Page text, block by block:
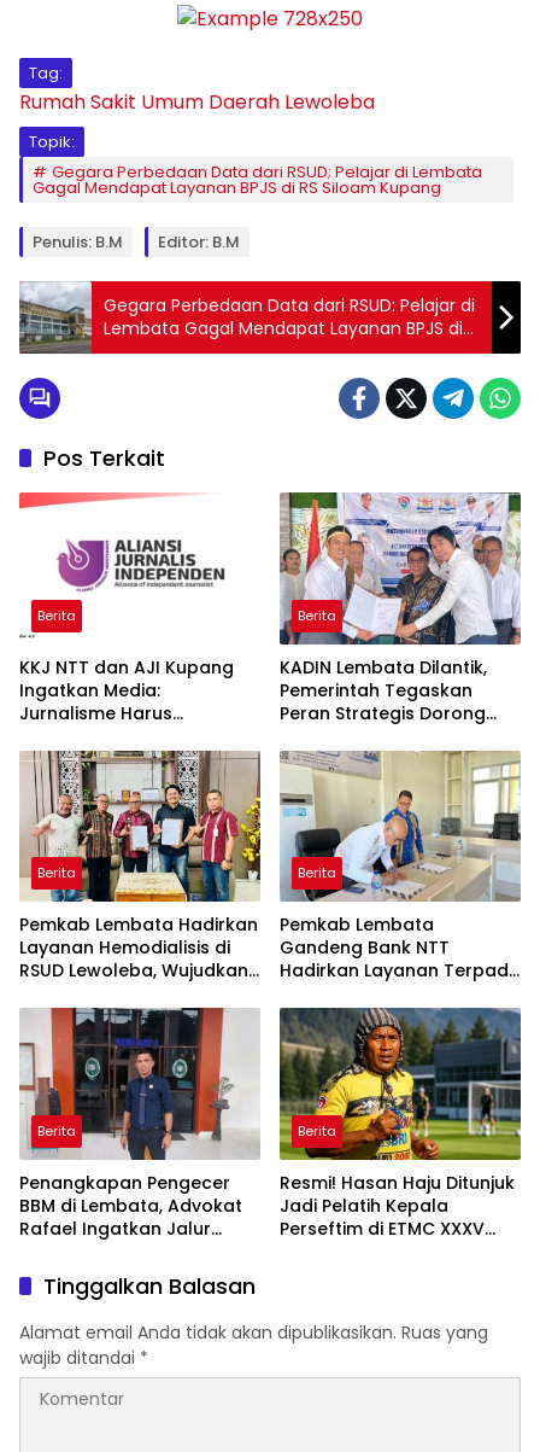
Tag:
Rumah Sakit Umum Daerah Lewoleba
Topik:
Gegara Perbedaan Data dari RSUD; Pelajar di Lembata
Gagal Mendapat Layanan BPJS di RS Siloam Kupang
Penulis: B.M Editor: B.M
Gegara Perbedaan Data dari RSUD: Pelajar di
Lembata Gagal Mendapat Layanan BPJS di
RS Siloam Kupang
Pos Terkait
Berita
KKJ NTT dan AJI Kupang
Ingatkan Media:
Jurnalisme Harus
Provokatif
Berita
KADIN Lembata Dilantik,
Pemerintah Tegaskan
Peran Strategis Dorong
Daerah
Berita
Pemkab Lembata Hadirkan
Layanan Hemodialisis di
RSUD Lewoleba, Wujudkan
Dekat
Berita
Pemkab Lembata
Gandeng Bank NTT
Hadirkan Layanan Terpadu
Berita
Penangkapan Pengecer
BBM di Lembata, Advokat
Rafael Ingatkan Jalur
Berita
Resmi! Hasan Haju Ditunjuk
Jadi Pelatih Kepala
Perseftim di ETMC XXXV
Tinggalkan Balasan
Alamat email Anda tidak akan dipublikasikan. Ruas yang
wajib ditandai *